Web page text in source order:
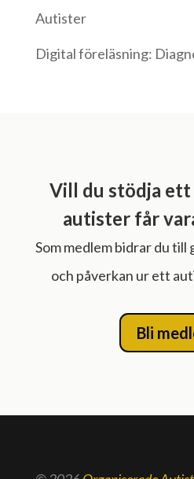
Autister
Digital föreläsning:
Vill du stödja ett
autister får
Som medlem bidrar du till
och påverkan ur ett
Bli